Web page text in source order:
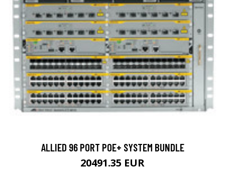
ALLIED 96 PORT POE+ SYSTEM BUNDLE
20491.35 EUR